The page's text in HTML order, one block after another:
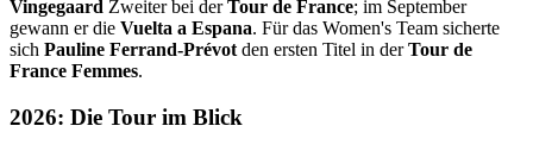
Vingegaard Zweiter bei derTour de France; im September
gewann er die Vuelta a Espana. Für das Women's Team sicherte
sich Pauline Ferrand-Prévotden ersten Titel in derTour de
France Femmes.
2026: Die Tour im Blick